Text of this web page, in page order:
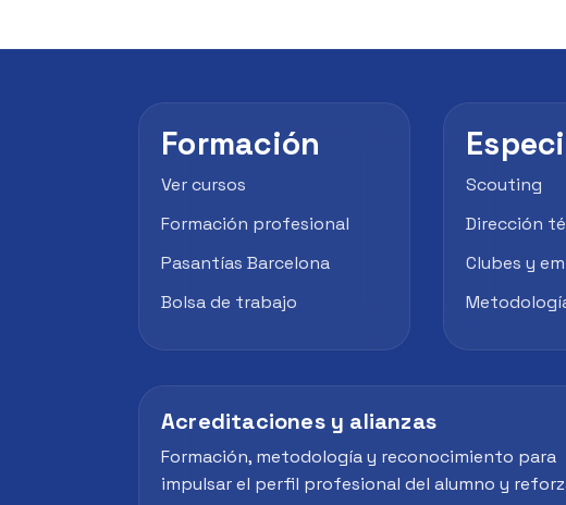
Formación
Ver cursos
Formación profesional
Pasantías Barcelona
Bolsa de trabajo
Scouting
Dirección
Clubes y
Acreditaciones y alianzas
Formación, metodología y reconocimiento para
impulsar el perfil profesional del alumno y